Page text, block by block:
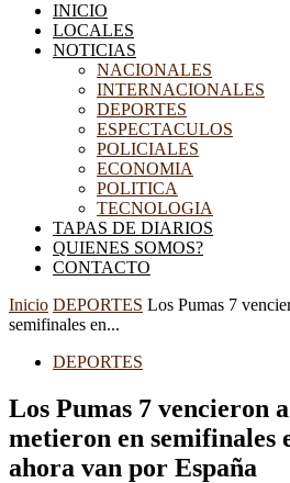
INICIO
LOCALES
NOTICIAS
NACIONALES
INTERNACIONALES
DEPORTES
ESPECTACULOS
POLICIALES
ECONOMIA
POLITICA
TECNOLOGIA
TAPAS DE DIARIOS
QUIENES SOMOS?
CONTACTO
Inicio DEPORTES Los Pumas 7
semifinales en...
DEPORTES
Los Pumas 7 vencieron
metieron en semifinales
ahora van por España